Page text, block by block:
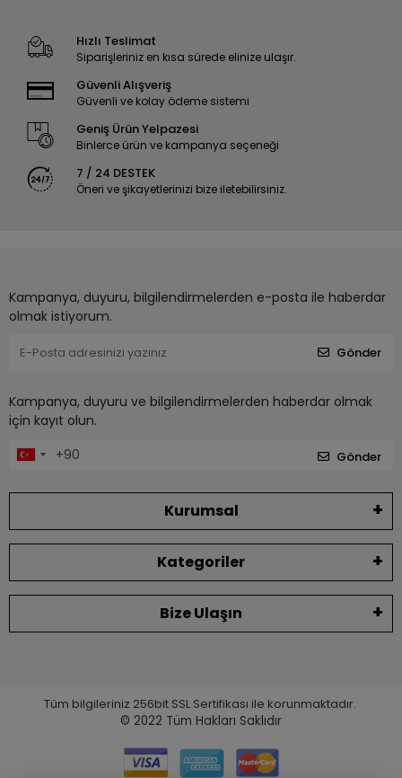
Hızlı Teslimat
Siparişleriniz en kısa sürede elinize ulaşır.
Güvenli Alışveriş
Güvenli ve kolay ödeme sistemi
Geniş Ürün Yelpazesi
Binlerce ürün ve kampanya seçeneği
7 / 24 DESTEK
Öneri ve şikayetlerinizi bize iletebilirsiniz.
Kampanya, duyuru, bilgilendirmelerden e-posta ile haberdar
olmak istiyorum.
Gönder
Kampanya, duyuru ve bilgilendirmelerden haberdar olmak
için kayıt olun.
Gönder
Kurumsal
Kategoriler
Bize Ulaşın
Tüm bilgileriniz 256bit SSL Sertifikası ile korunmaktadır.
© 2022 Tüm Hakları Saklıdır